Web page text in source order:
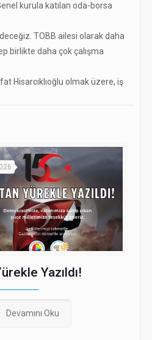
kurula katılan oda-borsa
TOBB ailesi olarak daha
birlikte daha çok çalışma
Hisarcıklıoğlu olmak üzere, iş
Yazıldı!
Devamını Oku